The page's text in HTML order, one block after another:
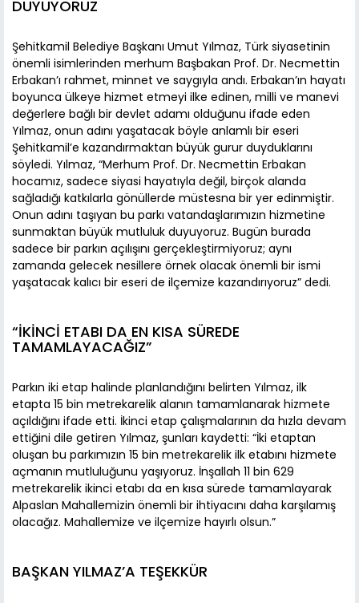
DUYUYORUZ
Şehitkamil Belediye Başkanı Umut Yılmaz, Türk siyasetinin
önemli isimlerinden merhum Başbakan Prof. Dr. Necmettin
Erbakan’ı rahmet, minnet ve saygıyla andı. Erbakan’ın hayatı
boyunca ülkeye hizmet etmeyi ilke edinen, milli ve manevi
değerlere bağlı bir devlet adamı olduğunu ifade eden
Yılmaz, onun adını yaşatacak böyle anlamlı bir eseri
Şehitkamil’e kazandırmaktan büyük gurur duyduklarını
söyledi. Yılmaz, “Merhum Prof. Dr. Necmettin Erbakan
hocamız, sadece siyasi hayatıyla değil, birçok alanda
sağladığı katkılarla gönüllerde müstesna bir yer edinmiştir.
Onun adını taşıyan bu parkı vatandaşlarımızın hizmetine
sunmaktan büyük mutluluk duyuyoruz. Bugün burada
sadece bir parkın açılışını gerçekleştirmiyoruz; aynı
zamanda gelecek nesillere örnek olacak önemli bir ismi
yaşatacak kalıcı bir eseri de ilçemize kazandırıyoruz” dedi.
“İKİNCİ ETABI DA EN KISA SÜREDE
TAMAMLAYACAĞIZ”
Parkın iki etap halinde planlandığını belirten Yılmaz, ilk
etapta 15 bin metrekarelik alanın tamamlanarak hizmete
açıldığını ifade etti. İkinci etap çalışmalarının da hızla devam
ettiğini dile getiren Yılmaz, şunları kaydetti: “İki etaptan
oluşan bu parkımızın 15 bin metrekarelik ilk etabını hizmete
açmanın mutluluğunu yaşıyoruz. İnşallah 11 bin 629
metrekarelik ikinci etabı da en kısa sürede tamamlayarak
Alpaslan Mahallemizin önemli bir ihtiyacını daha karşılamış
olacağız. Mahallemize ve ilçemize hayırlı olsun.”
BAŞKAN YILMAZ’A TEŞEKKÜR